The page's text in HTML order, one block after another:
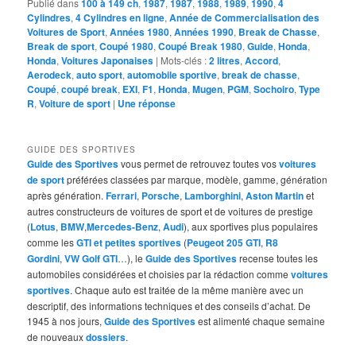
100 à 149 ch 1987 1987 1988 1989 1990 4
Cylindres,4 Cylindres en ligne,Année de Commercialisation des
Voitures de Sport,Années 1980,Années 1990, Break de Chasse,
Break de sport,Coupé 1980,Coupé Break 1980,Guide,Honda,
Honda,Voitures Japonaises | Mots-clés :2 litres,Accord,
Aerodeck,auto sport,automobile sportive,break de chasse,
Coupé,coupé break, EXI,F1,Honda,Mugen, PGM,Sochoiro,Type
R,Voiture de sport | Uneréponse
GUIDE DES SPORTIVES
Guide des Sportivesvous permet de retrouvez toutes vosvoitures
de sportpréférées classées par marque, modèle, gamme, génération
après génération.Ferrari, Porsche, Lamborghini,Aston Martinet
autres constructeurs de voitures de sport et de voitures de prestige
(Lotus, BMW,Mercedes-Benz,Audi), aux sportives plus populaires
comme lesGTI et petites sportives (Peugeot 205 GTI, R8
Gordini,VW Golf GTI…), leGuide des Sportivesrecense toutes les
automobiles considérées et choisies par la rédaction commevoitures
sportives. Chaque auto est traitée de la même manière avec un
descriptif, des informations techniques et des conseils d’achat. De
1945 à nos jours,Guide des Sportivesest alimenté chaque semaine
de nouveauxdossiers.